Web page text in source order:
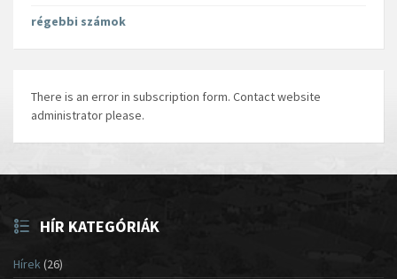
régebbi számok
There is an error in subscription form. Contact website
administrator please.
HÍR KATEGÓRIÁK
Hírek(26)